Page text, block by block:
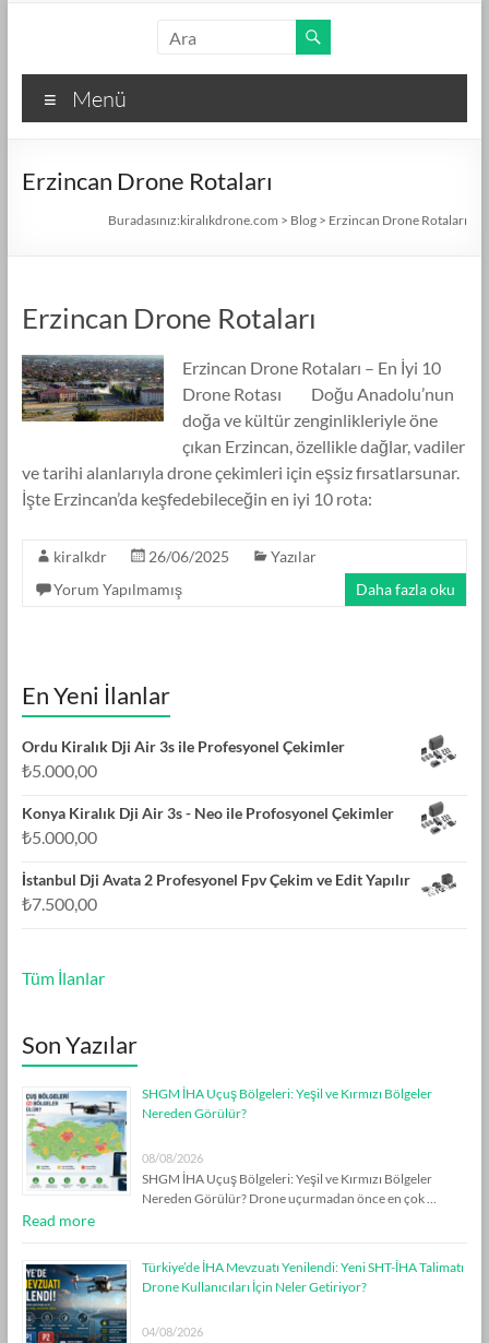
kiralıkdrone.com
Kolay
Kiralama
Menü
Erzincan Drone Rotaları
Buradasınız:kiralıkdrone.com > Blog > Erzincan Drone Rotaları
Erzincan Drone Rotaları
Erzincan Drone Rotaları – En İyi 10
Drone Rotası Doğu Anadolu’nun
doğa ve kültür zenginlikleriyle öne
çıkan Erzincan, özellikle dağlar, vadiler
ve tarihi alanlarıyla drone çekimleri için eşsiz fırsatlarsunar.
İşte Erzincan’da keşfedebileceğin en iyi 10 rota:
kiralkdr 26/06/2025
Yazılar
Yorum Yapılmamış
Daha fazla oku
En Yeni İlanlar
Ordu Kiralık Dji Air 3s ile Profesyonel Çekimler
₺5.000,00
Konya Kiralık Dji Air 3s - Neo ile Profosyonel Çekimler
₺5.000,00
İstanbul Dji Avata 2 Profesyonel Fpv Çekim ve Edit Yapılır
₺7.500,00
Tüm İlanlar
Son Yazılar
SHGM İHA Uçuş Bölgeleri: Yeşil ve Kırmızı Bölgeler
Nereden Görülür?
08/08/2026
SHGM İHA Uçuş Bölgeleri: Yeşil ve Kırmızı Bölgeler
Nereden Görülür? Drone uçurmadan önce en çok …
Read more
Türkiye’de İHA Mevzuatı Yenilendi: Yeni SHT-İHA Talimatı
Drone Kullanıcıları İçin Neler Getiriyor?
04/08/2026